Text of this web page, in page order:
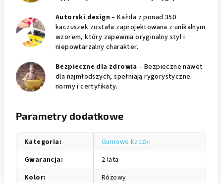
Autorski design – Każda z ponad 350
kaczuszek została zaprojektowana z unikalnym
wzorem, który zapewnia oryginalny styl i
niepowtarzalny charakter.
Bezpieczne dla zdrowia – Bezpieczne nawet
dla najmłodszych, spełniają rygorystyczne
normy i certyfikaty.
Parametry dodatkowe
Kategoria:
Gumowe kaczki
Gwarancja:
2 lata
Kolor:
Różowy